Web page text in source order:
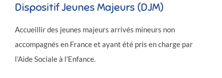
Dispositif Jeunes Majeurs (DJM)
Accueillir des jeunes majeurs arrivés mineurs non
accompagnés en France et ayant été pris en charge par
l’Aide Sociale à l’Enfance.